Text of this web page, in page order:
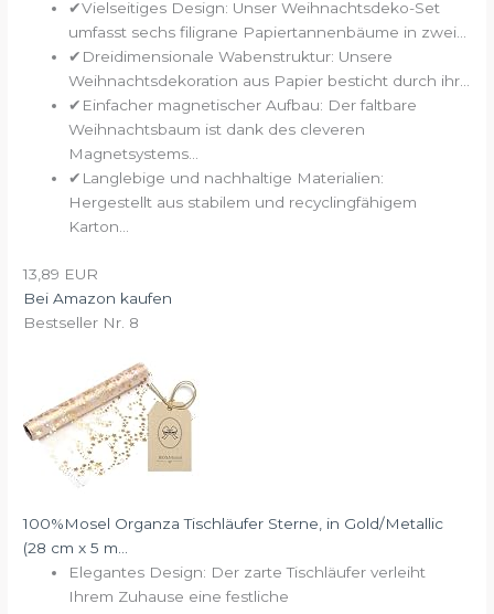
✔Vielseitiges Design: Unser Weihnachtsdeko-Set
umfasst sechs filigrane Papiertannenbäume in zwei...
✔Dreidimensionale Wabenstruktur: Unsere
Weihnachtsdekoration aus Papier besticht durch ihr...
✔Einfacher magnetischer Aufbau: Der faltbare
Weihnachtsbaum ist dank des cleveren
Magnetsystems...
✔Langlebige und nachhaltige Materialien:
Hergestellt aus stabilem und recyclingfähigem
Karton...
13,89 EUR
Bei Amazon kaufen
Bestseller Nr. 8
100%Mosel Organza Tischläufer Sterne, in Gold/Metallic
(28 cm x 5 m...
Elegantes Design: Der zarte Tischläufer verleiht
Ihrem Zuhause eine festliche